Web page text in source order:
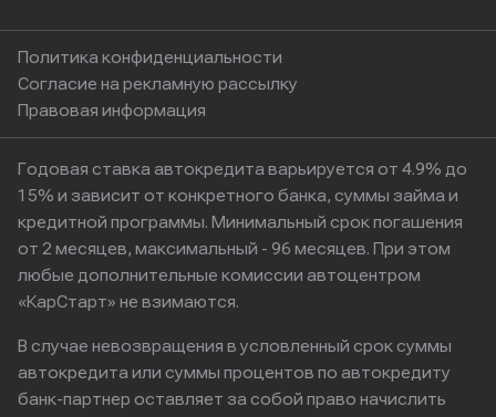
Политика конфиденциальности
Согласие на рекламную рассылку
Правовая информация
Годовая ставка автокредита варьируется от 4.9% до
15% и зависит от конкретного банка, суммы займа и
кредитной программы. Минимальный срок погашения
от 2 месяцев, максимальный - 96 месяцев. При этом
любые дополнительные комиссии автоцентром
«КарСтарт» не взимаются.
В случае невозвращения в условленный срок суммы
автокредита или суммы процентов по автокредиту
банк-партнер оставляет за собой право начислить